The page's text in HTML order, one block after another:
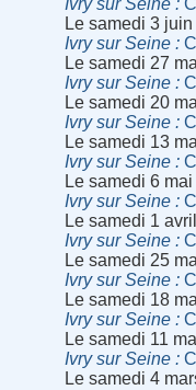
Ivry sur Seine
Le samedi 3
Ivry sur Seine
Le samedi 27
Ivry sur Seine
Le samedi 20
Ivry sur Seine
Le samedi 13
Ivry sur Seine
Le samedi 6
Ivry sur Seine
Le samedi 1
Ivry sur Seine
Le samedi 25
Ivry sur Seine
Le samedi 18
Ivry sur Seine
Le samedi 11
Ivry sur Seine
Le samedi 4